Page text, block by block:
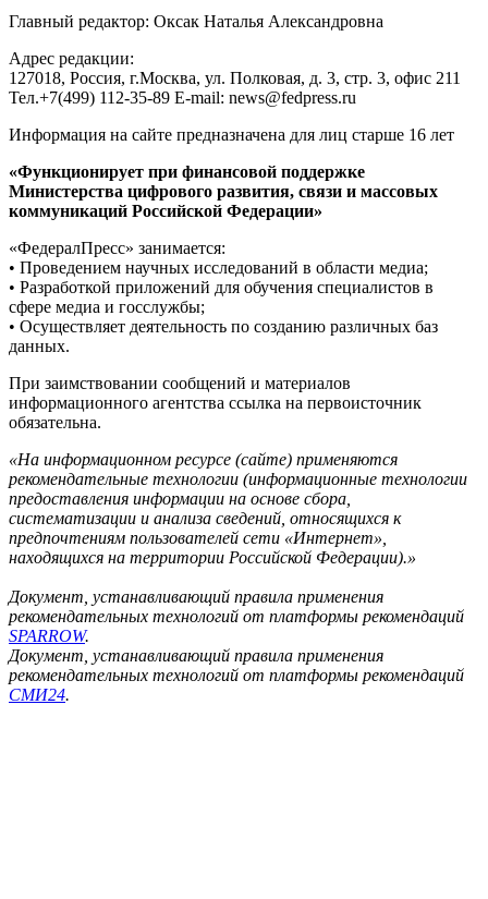
Главный редактор: Оксак Наталья Александровна
Адрес редакции:
127018, Россия, г.Москва, ул. Полковая, д. 3, стр. 3, офис 211
Тел.+7(499) 112-35-89 E-mail: news@fedpress.ru
Информация на сайте предназначена для лиц старше 16 лет
«Функционирует при финансовой поддержке
Министерства цифрового развития, связи и массовых
коммуникаций Российской Федерации»
«ФедералПресс» занимается:
• Проведением научных исследований в области медиа;
• Разработкой приложений для обучения специалистов в
сфере медиа и госслужбы;
• Осуществляет деятельность по созданию различных баз
данных.
При заимствовании сообщений и материалов
информационного агентства ссылка на первоисточник
обязательна.
«На информационном ресурсе (сайте) применяются
рекомендательные технологии (информационные технологии
предоставления информации на основе сбора,
систематизации и анализа сведений, относящихся к
предпочтениям пользователей сети «Интернет»,
находящихся на территории Российской Федерации).»
Документ, устанавливающий правила применения
рекомендательных технологий от платформы рекомендаций
SPARROW.
Документ, устанавливающий правила применения
рекомендательных технологий от платформы рекомендаций
СМИ24.